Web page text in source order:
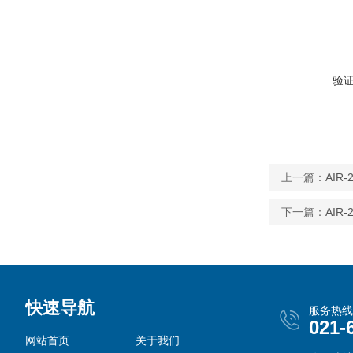
验
上一篇： AIR-
下一篇： AIR-
快速导航
网站首页 关于我们
服务热线
021-